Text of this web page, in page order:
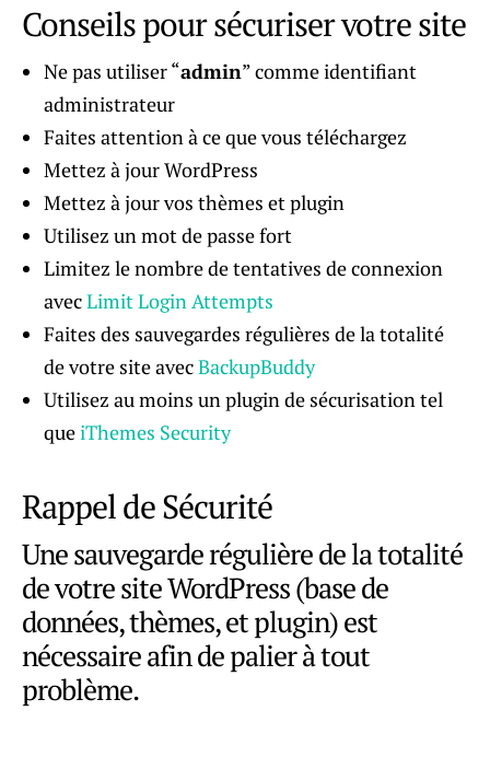
Conseils pour sécuriser votre site
Ne pas utiliser “admin” comme identifiant
administrateur
Faites attention à ce que vous téléchargez
Mettez à jour WordPress
Mettez à jour vos thèmes et plugin
Utilisez un mot de passe fort
Limitez le nombre de tentatives de connexion
avecLimit Login Attempts
Faites des sauvegardes régulières de la totalité
de votre site avecBackupBuddy
Utilisez au moins un plugin de sécurisation tel
queiThemes Security
Rappel de Sécurité
Une sauvegarde régulière de la totalité
de votre site WordPress (base de
données, thèmes, et plugin) est
nécessaire afin de palier à tout
problème.